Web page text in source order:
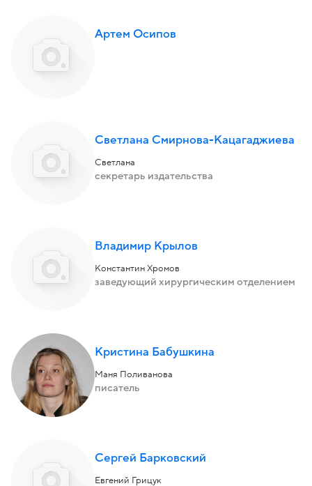
Артем Осипов
Светлана Смирнова-Кацагаджиева
Светлана
секретарь издательства
Владимир Крылов
Константин Хромов
заведующий хирургическим отделением
Кристина Бабушкина
Маня Поливанова
писатель
Сергей Барковский
Евгений Грицук